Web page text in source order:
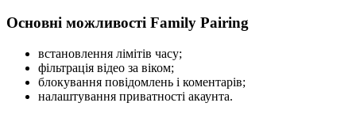
Основні можливості Family Pairing
встановлення лімітів часу;
фільтрація відео за віком;
блокування повідомлень і коментарів;
налаштування приватності акаунта.